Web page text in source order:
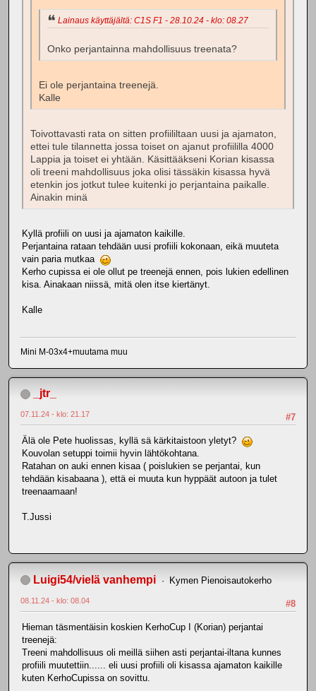
Lainaus käyttäjältä: C1S F1 - 28.10.24 - klo: 08.27
Onko perjantainna mahdollisuus treenata?
Ei ole perjantaina treenejä.
Kalle
Toivottavasti rata on sitten profiililtaan uusi ja ajamaton,
ettei tule tilannetta jossa toiset on ajanut profiililla 4000
Lappia ja toiset ei yhtään. Käsittääkseni Korian kisassa
oli treeni mahdollisuus joka olisi tässäkin kisassa hyvä
etenkin jos jotkut tulee kuitenki jo perjantaina paikalle.
Ainakin minä
Kyllä profiili on uusi ja ajamaton kaikille.
Perjantaina rataan tehdään uusi profiili kokonaan, eikä muuteta
vain paria mutkaa
Kerho cupissa ei ole ollut pe treenejä ennen, pois lukien edellinen
kisa. Ainakaan niissä, mitä olen itse kiertänyt.
Kalle
Mini M-03x4+muutama muu
_jtr_
#7
07.11.24 - klo: 21.17
Älä ole Pete huolissas, kyllä sä kärkitaistoon yletyt?
Kouvolan setuppi toimii hyvin lähtökohtana.
Ratahan on auki ennen kisaa ( poislukien se perjantai, kun
tehdään kisabaana ), että ei muuta kun hyppäät autoon ja tulet
treenaamaan!
T.Jussi
Luigi54/vielä vanhempi Kymen Pienoisautokerho
#8
08.11.24 - klo: 08.04
Hieman täsmentäisin koskien KerhoCup I (Korian) perjantai
treenejä:
Treeni mahdollisuus oli meillä siihen asti perjantai-iltana kunnes
profiili muutettiin...... eli uusi profiili oli kisassa ajamaton kaikille
kuten KerhoCupissa on sovittu.